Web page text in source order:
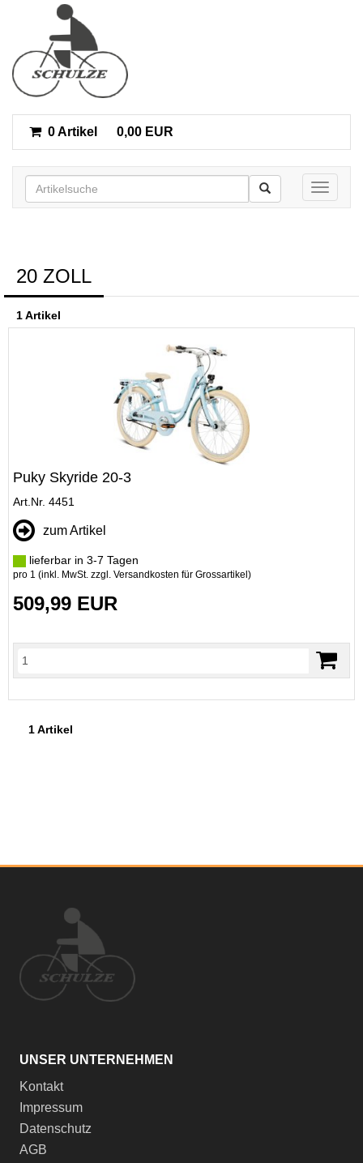
0 Artikel 0,00 EUR
Toggle
20 ZOLL
1 Artikel
Puky Skyride 20-3
Art.Nr. 4451
zum Artikel
lieferbar in 3-7 Tagen
pro 1 (inkl. MwSt. zzgl. Versandkosten für Grossartikel )
509,99 EUR
1 Artikel
UNSER UNTERNEHMEN
Kontakt
Impressum
Datenschutz
AGB